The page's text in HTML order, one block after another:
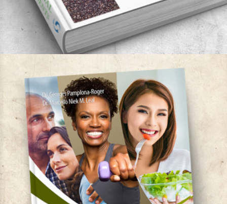
Le pouvoir médicinal des superaliments
Auteur:Dr. Georges Pamplona Roger
Remarquable
Vie et Santé